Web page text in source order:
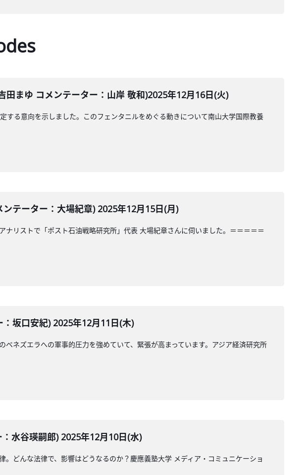
まゆ コメンテーター：山岸 敬和)2025年12月16日(火)
する意向を示しました。このフェンタニルをめぐる動きについて南山大学国際教養
テーター：大場紀章) 2025年12月15日(月)
リストで「ポスト石油戦略研究所」代表 大場紀章さんに伺いました。＝＝＝＝＝
坂口安紀) 2025年12月11日(木)
ネズエラへの軍事的圧力を強めていて、緊張が高まっています。アジア経済研究所
水谷瑛嗣郎) 2025年12月10日(水)
どんな法律で、影響はどうなるのか？慶應義塾大学 メディア・コミュニケーショ